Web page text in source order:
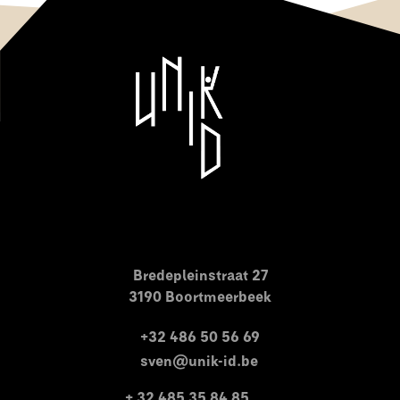
Bredepleinstraat 27
3190 Boortmeerbeek
+32 486 50 56 69
sven@unik-id.be